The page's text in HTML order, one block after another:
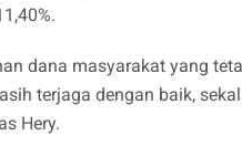
dana masyarakat yang
terjaga dengan baik,
Hery.